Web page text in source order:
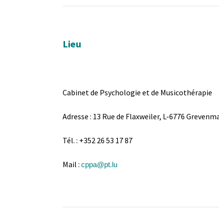
Lieu
Cabinet de Psychologie et de Musicothérapie
Adresse : 13 Rue de Flaxweiler, L-6776
Tél. : +352 26 53 17 87
Mail : cppa@pt.lu